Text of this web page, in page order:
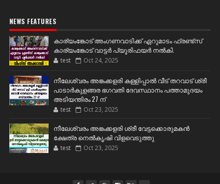
NEWS FEATURES
കാര്യംങ്കോട് അംഗണവാടിക്ക് ഏറുമാടം ഫ്രണ്ട്സ്
കാര്യംങ്കോട് വാട്ടർ പ്യൂരിഫയർ നൽകി.
test Oct 24, 2025
നീലേശ്വരം അങ്കക്കളരി കള്ളിപ്പാൽ വീട് തറവാട് ശ്രീ
പാടാർകുളങ്ങര ഭഗവതി ദേവസ്ഥാനം പത്താമുദയം
അടിയന്തിരം 27 ന്
test Oct 23, 2025
നീലേശ്വരം അങ്കക്കളരി ശ്രീ വേട്ടക്കൊരുമകൻ
ക്ഷേത്ര നെൽകൃഷി വിളവെടുത്തു
test Oct 23, 2025